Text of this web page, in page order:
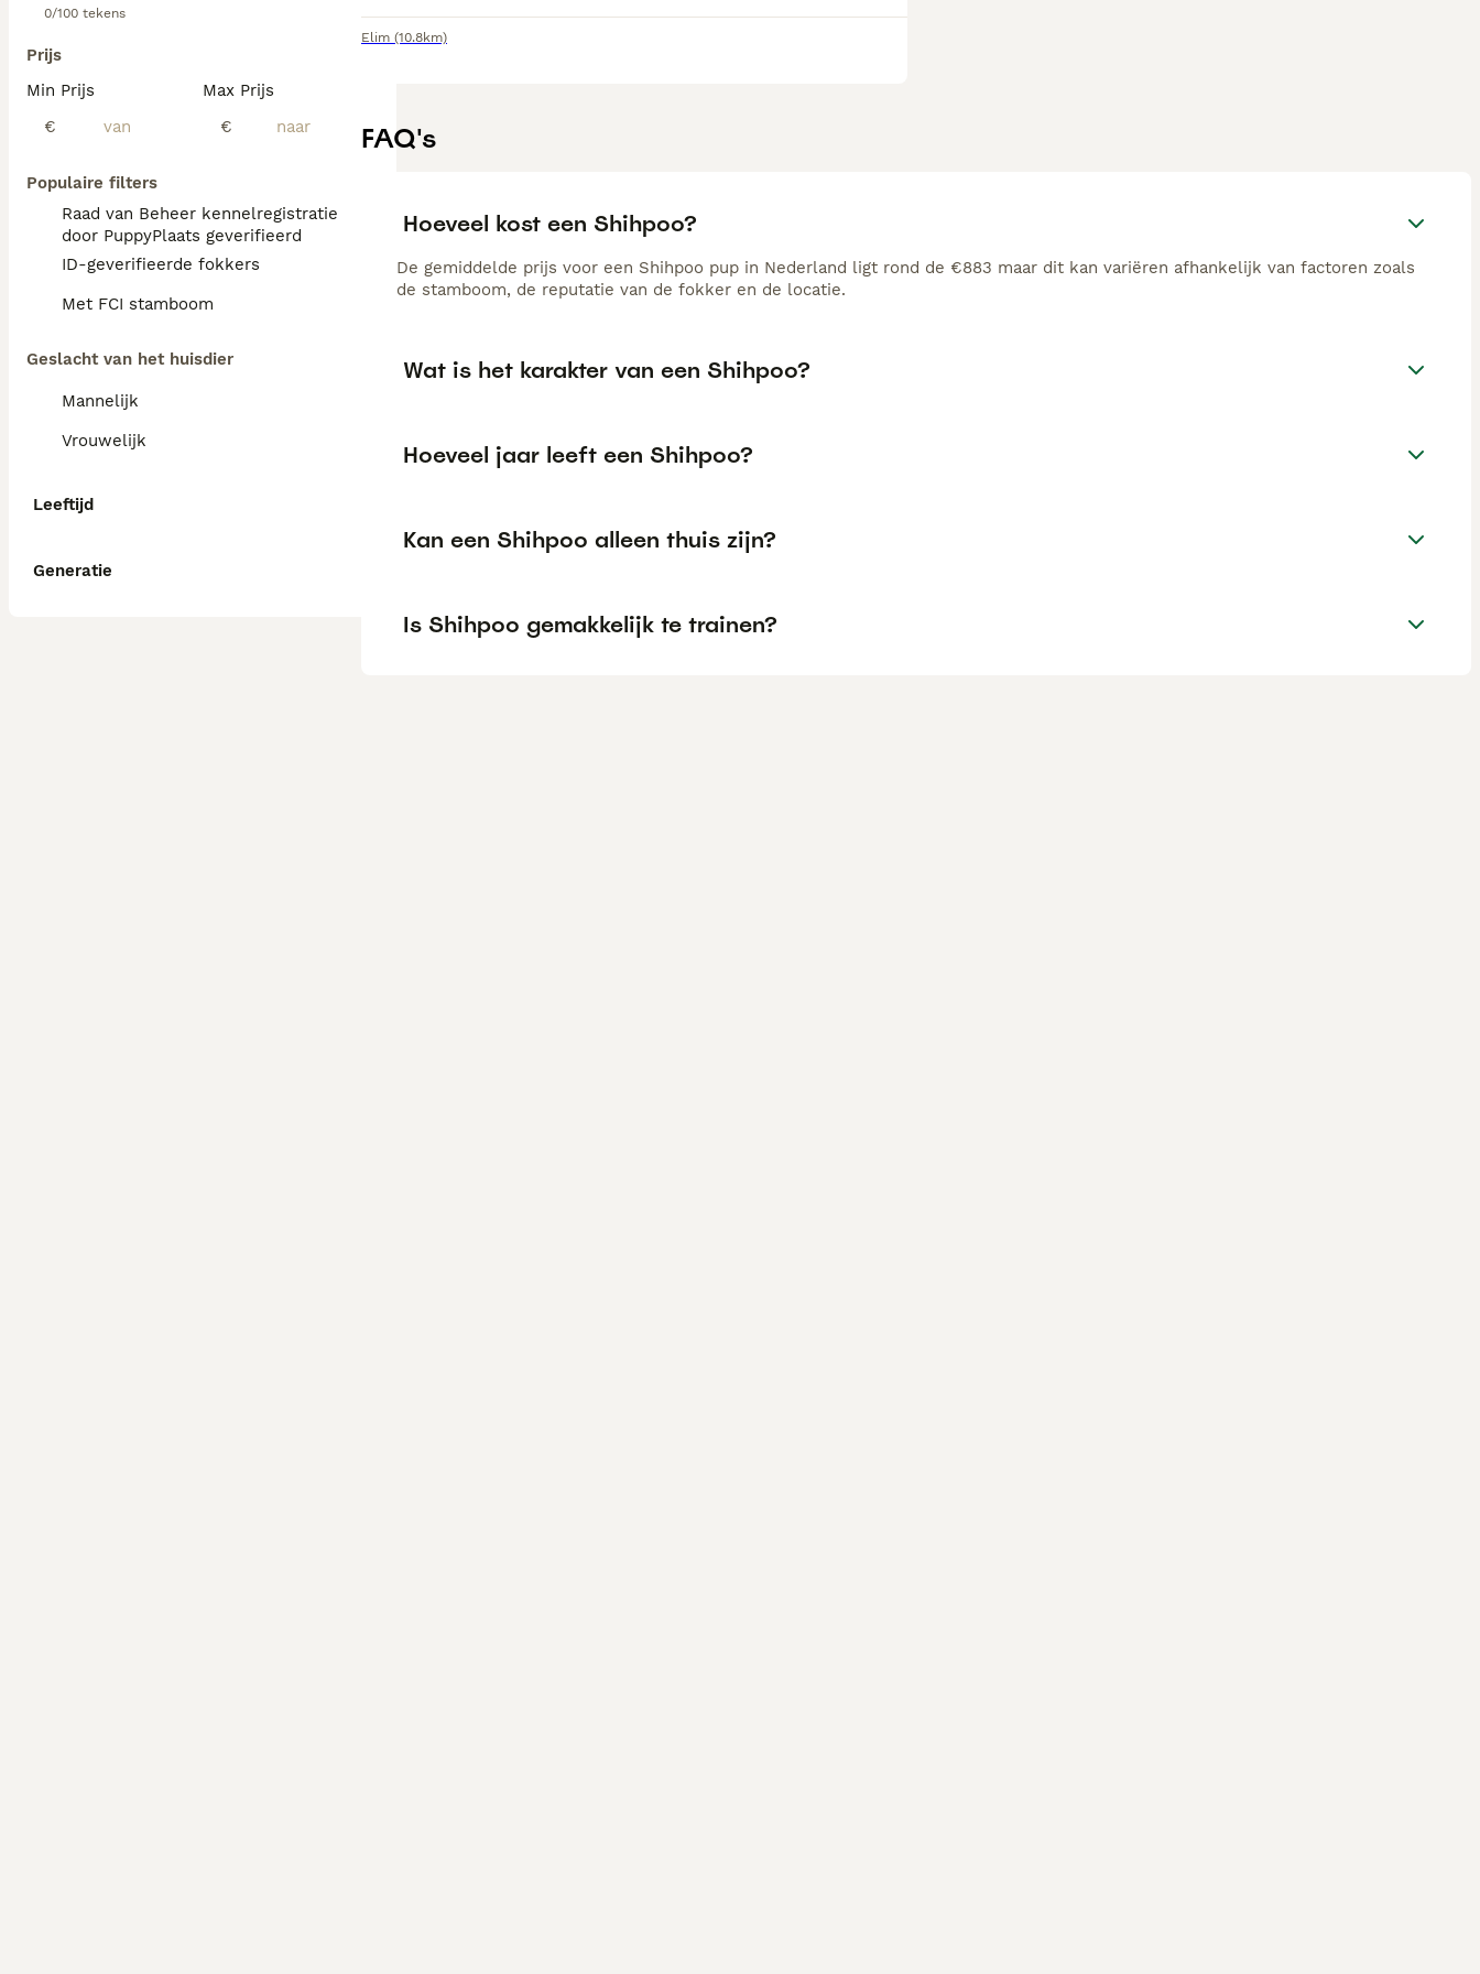
0/100 tekens
Prijs
Min Prijs
€
Max Prijs
€
Populaire filters
Raad van Beheer kennelregistratie
door PuppyPlaats geverifieerd
ID-geverifieerde fokkers
Met FCI stamboom
Geslacht van het huisdier
Mannelijk
Vrouwelijk
Leeftijd
Generatie
Elim (10.8km)
FAQ's
Hoeveel kost een Shihpoo?
De gemiddelde prijs voor een Shihpoo pup in Nederland ligt rond de €883 maar dit kan variëren afhankelijk van factoren zoals
de stamboom, de reputatie van de fokker en de locatie.
Wat is het karakter van een Shihpoo?
Hoeveel jaar leeft een Shihpoo?
Kan een Shihpoo alleen thuis zijn?
Is Shihpoo gemakkelijk te trainen?